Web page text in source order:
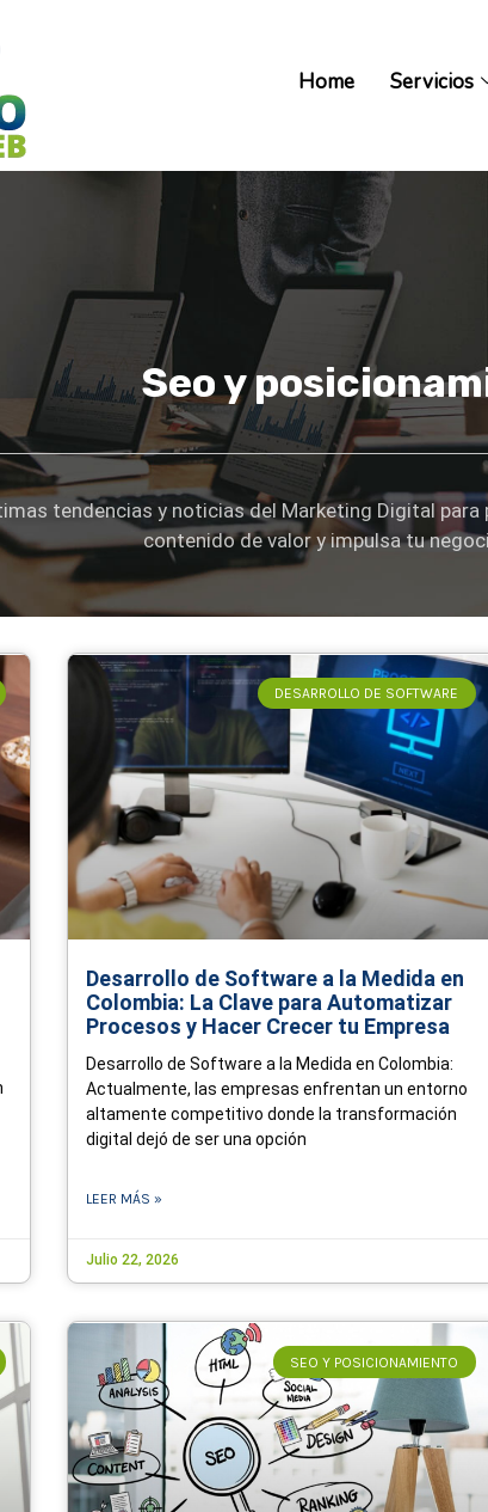
Home Servicios
Home Servicios
Seo y
tendencias y noticias del Marketing Digital
contenido de valor y impulsa tu
DESARROLLO DE SOFTWARE
Desarrollo de Software a la Medida en
Colombia: La Clave para Automatizar
Procesos y Hacer Crecer tu Empresa
Desarrollo de Software a la Medida en Colombia:
Actualmente, las empresas enfrentan un entorno
altamente competitivo donde la transformación
digital dejó de ser una opción
LEER MÁS »
Julio 22, 2026
SEO Y POSICIONAMIENTO
PagePagePage PagePage